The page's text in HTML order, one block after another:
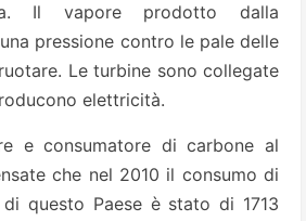
Il vapore prodotto dalla
pressione contro le pale delle
Le turbine sono collegate
elettricità.
e consumatore di carbone al
che nel 2010 il consumo di
questo Paese è stato di 1713